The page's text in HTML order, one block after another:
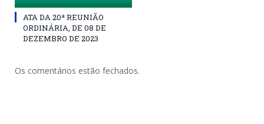
ATA DA 20ª REUNIÃO
ORDINÁRIA, DE 08 DE
DEZEMBRO DE 2023
Os comentários estão fechados.